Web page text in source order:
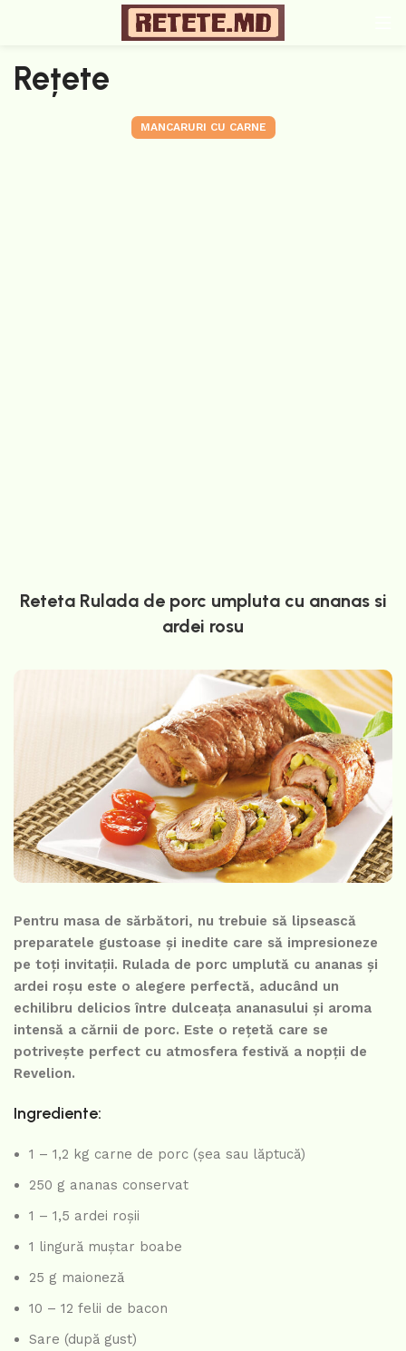
Rețete
MANCARURI CU CARNE
Reteta Rulada de porc umpluta cu ananas si
ardei rosu
Pentru masa de sărbători, nu trebuie să lipsească
preparatele gustoase și inedite care să impresioneze
pe toți invitații. Rulada de porc umplută cu ananas și
ardei roșu este o alegere perfectă, aducând un
echilibru delicios între dulceața ananasului și aroma
intensă a cărnii de porc. Este o rețetă care se
potrivește perfect cu atmosfera festivă a nopții de
Revelion.
Ingrediente:
1 – 1,2 kg carne de porc (șea sau lăptucă)
250 g ananas conservat
1 – 1,5 ardei roșii
1 lingură muștar boabe
25 g maioneză
10 – 12 felii de bacon
Sare (după gust)